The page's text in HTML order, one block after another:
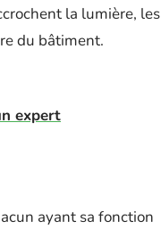
la lumière, les
du bâtiment.
expert
ayant sa fonction